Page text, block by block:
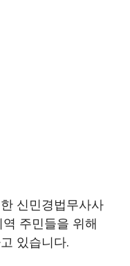
신민경법무사사
주민들을 위해
있습니다.